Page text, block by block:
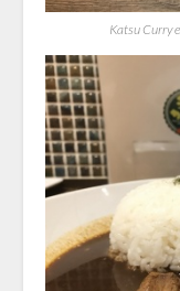
Katsu Curry